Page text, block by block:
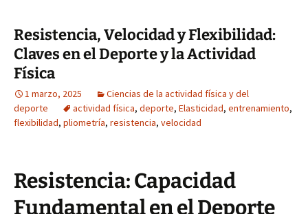
Resistencia, Velocidad y Flexibilidad:
Claves en el Deporte y la Actividad
Física
1 marzo, 2025
Ciencias de la actividad física y del
deporte
actividad física, deporte, Elasticidad, entrenamiento,
flexibilidad, pliometría, resistencia, velocidad
Resistencia: Capacidad
Fundamental en el Deporte